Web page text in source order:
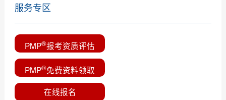
服务专区
PMP®报考资质评估
PMP®免费资料领取
在线报名